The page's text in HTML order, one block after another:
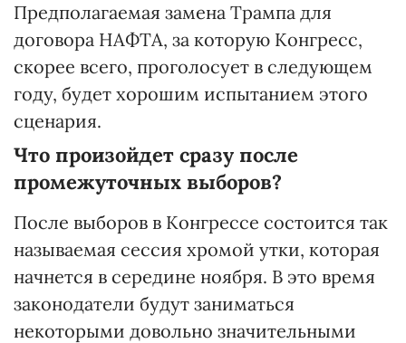
Предполагаемая замена Трампа для
договора НАФТА, за которую Конгресс,
скорее всего, проголосует в следующем
году, будет хорошим испытанием этого
сценария.
Что произойдет сразу после
промежуточных выборов?
После выборов в Конгрессе состоится так
называемая сессия хромой утки, которая
начнется в середине ноября. В это время
законодатели будут заниматься
некоторыми довольно значительными